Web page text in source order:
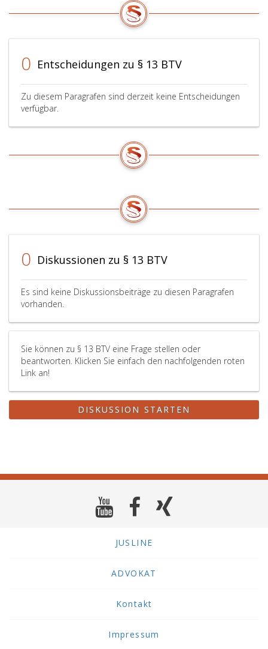
0 Entscheidungen zu § 13 BTV
Zu diesem Paragrafen sind derzeit keine Entscheidungen
verfügbar.
0 Diskussionen zu § 13 BTV
Es sind keine Diskussionsbeiträge zu diesen Paragrafen
vorhanden.
Sie können zu § 13 BTV eine Frage stellen oder
beantworten. Klicken Sie einfach den nachfolgenden roten
Link an!
DISKUSSION STARTEN
JUSLINE
ADVOKAT
Kontakt
Impressum